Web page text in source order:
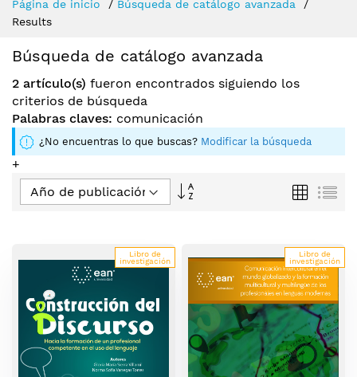
Content
Página de inicio
Búsqueda de catálogo avanzada
Results
Búsqueda de catálogo avanzada
2 artículo(s) fueron encontrados siguiendo los
criterios de búsqueda
Palabras claves: comunicación
¿No encuentras lo que buscas? Modificar la búsqueda
+
Fijar
Parrilla
Libro de
investigación
Libro de
investigación